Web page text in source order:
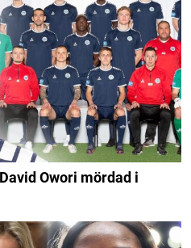
Owori mördad i